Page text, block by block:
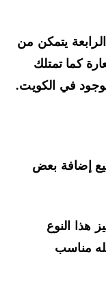
يتمكن من
تمتلك
في الكويت.
بعض
النوع
مناسب